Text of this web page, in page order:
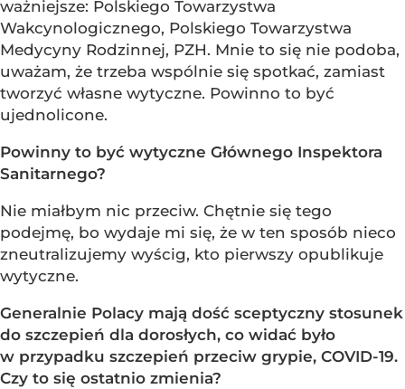
ważniejsze: Polskiego Towarzystwa
Wakcynologicznego, Polskiego Towarzystwa
Medycyny Rodzinnej, PZH. Mnie to się nie podoba,
uważam, że trzeba wspólnie się spotkać, zamiast
tworzyć własne wytyczne. Powinno to być
ujednolicone.
Powinny to być wytyczne Głównego Inspektora
Sanitarnego?
Nie miałbym nic przeciw. Chętnie się tego
podejmę, bo wydaje mi się, że w ten sposób nieco
zneutralizujemy wyścig, kto pierwszy opublikuje
wytyczne.
Generalnie Polacy mają dość sceptyczny stosunek
do szczepień dla dorosłych, co widać było
w przypadku szczepień przeciw grypie, COVID-19.
Czy to się ostatnio zmienia?